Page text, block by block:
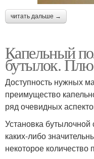
читать дальше →
Капельный
бутылок.
Доступность нужных
преимущество
ряд очевидных
Установка
каких-либо
некоторое количество